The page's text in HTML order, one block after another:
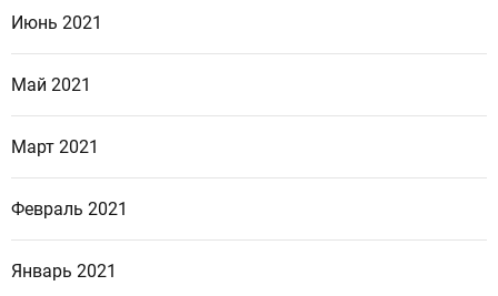
Июнь 2021
Май 2021
Март 2021
Февраль 2021
Январь 2021